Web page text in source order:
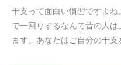
干支って面白い慣習ですよ
で一回りするなんて昔の人
ます。あなたはご自分の干支